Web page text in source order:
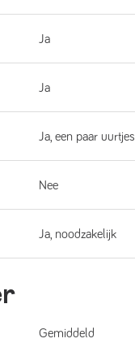
Ja
Ja
Ja, een paar uurtjes
Nee
Ja, noodzakelijk
Gemiddeld